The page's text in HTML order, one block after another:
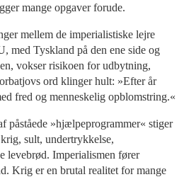
mange opgaver forude.
mellem de imperialistiske lejre
med Tyskland på den ene side og
vokser risikoen for udbytning,
ord klinger hult: »Efter år
fred og menneskelig opblomstring.«
påståede »hjælpeprogrammer« stiger
sult, undertrykkelse,
levebrød. Imperialismen fører
Krig er en brutal realitet for mange